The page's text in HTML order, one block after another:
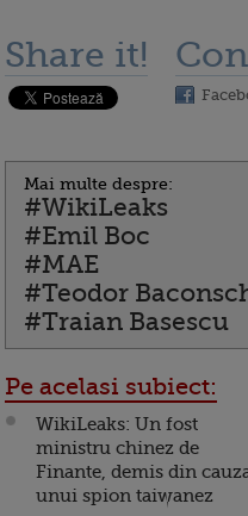
Share it!
Mai multe despre:
#WikiLeaks
#Emil Boc
#MAE
#Teodor
#Traian Basescu
Pe acelasi subiect:
WikiLeaks: Un fost
ministru chinez de
Finante, demis din
unui spion taiwanez